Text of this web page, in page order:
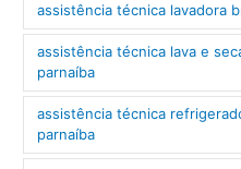
assistência técnica lavadora
assistência técnica lava e
parnaíba
assistência técnica
parnaíba